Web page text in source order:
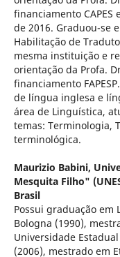
financiamento
de 2016. Graduou-se
Habilitação de
mesma instituição e
orientação da Profa.
financiamento
de língua inglesa e
área de Linguística,
temas: Terminologia,
terminológica.
Maurizio Babini,
Mesquita Filho"
Brasil
Possui graduação em
Bologna (1990),
Universidade
(2006), mestrado em